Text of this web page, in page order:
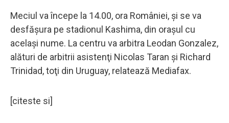
Meciul va începe la 14.00, ora României, şi se va
desfăşura pe stadionul Kashima, din oraşul cu
acelaşi nume. La centru va arbitra Leodan Gonzalez,
alături de arbitrii asistenţi Nicolas Taran şi Richard
Trinidad, toţi din Uruguay, relatează Mediafax.
[citeste si]